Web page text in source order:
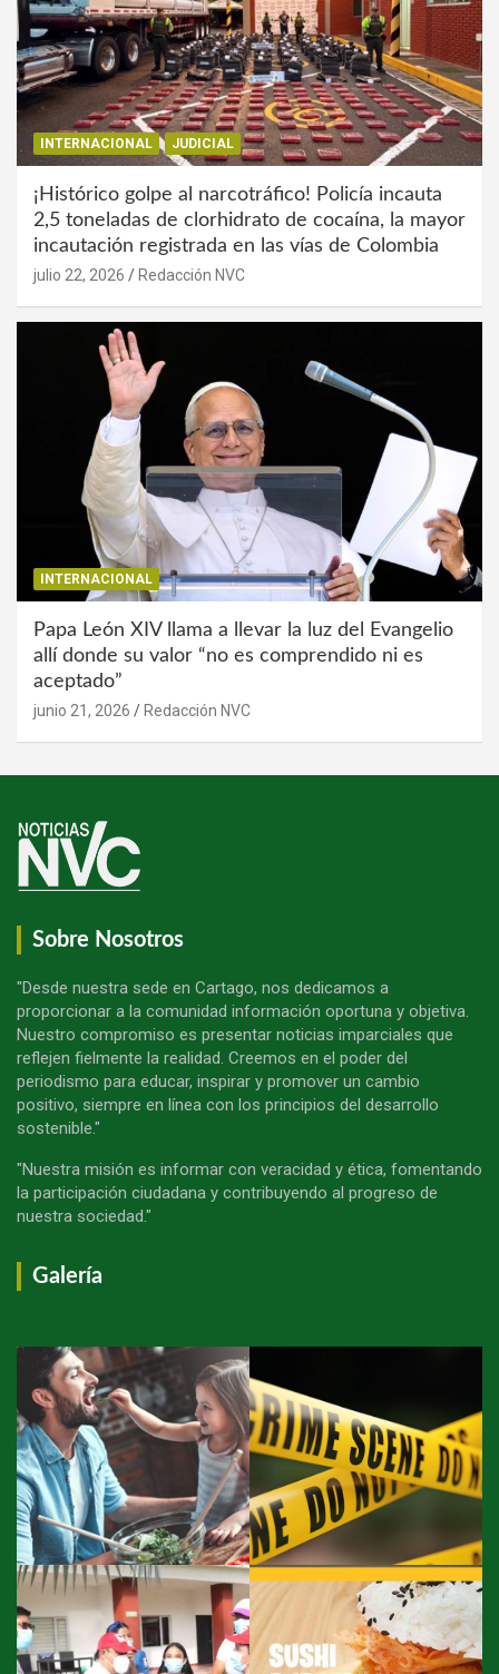
INTERNACIONAL JUDICIAL
¡Histórico golpe al narcotráfico! Policía incauta
2,5 toneladas de clorhidrato de cocaína, la mayor
incautación registrada en las vías de Colombia
julio 22, 2026 Redacción NVC
INTERNACIONAL
Papa León XIV llama a llevar la luz del Evangelio
allí donde su valor “no es comprendido ni es
aceptado”
junio 21, 2026 Redacción NVC
Sobre Nosotros
"Desde nuestra sede en Cartago, nos dedicamos a
proporcionar a la comunidad información oportuna y objetiva.
Nuestro compromiso es presentar noticias imparciales que
reflejen fielmente la realidad. Creemos en el poder del
periodismo para educar, inspirar y promover un cambio
positivo, siempre en línea con los principios del desarrollo
sostenible."
"Nuestra misión es informar con veracidad y ética, fomentando
la participación ciudadana y contribuyendo al progreso de
nuestra sociedad."
Galería